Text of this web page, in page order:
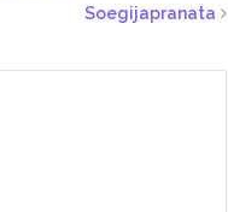
Soegijapranata